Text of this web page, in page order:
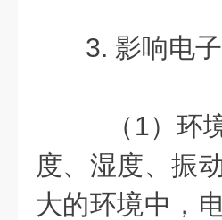
3. 影响电
（1）环
度、湿度、振
大的环境中，